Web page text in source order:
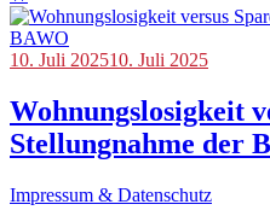
Blog
10. Juli 202510. Juli 2025
Wohnungslosigkeit
Stellungnahme der
Impressum & Datenschutz